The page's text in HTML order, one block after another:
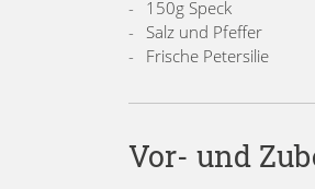
150g Speck
Salz und Pfeffer
Frische Petersilie
Vor- und